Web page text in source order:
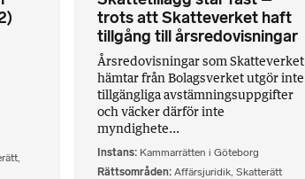
trots att Skatteverket haft
tillgång till årsredovisningar
Årsredovisningar som Skatteverket
hämtar från Bolagsverket utgör inte
tillgängliga avstämningsuppgifter
och väcker därför inte
myndighete...
Instans Kammarrätten i Göteborg
Rättsområden Affärsjuridik, Skatterätt